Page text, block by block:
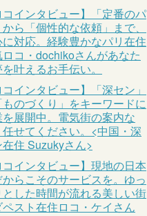
コインタビュー】「定番のパ
から「個性的な依頼」まで、
対応。経験豊かなパリ在住
ロコ・dochikoさんがあなた
叶えるお手伝い。
コインタビュー】「深セン」
ものづくり」をキーワードに
展開中。電気街の案内な
任せてください。<中国・深
住 Suzukyさん>
コインタビュー】現地の日本
からこそのサービスを。ゆっ
とした時間が流れる美しい街
ペスト在住ロコ・ケイさん